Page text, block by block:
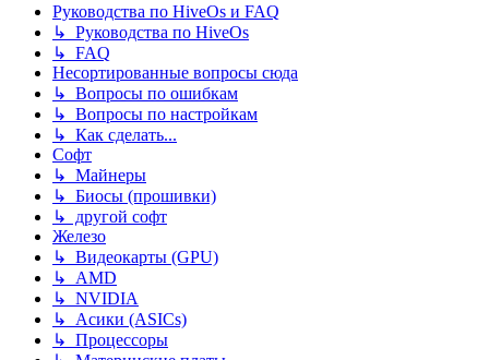
Руководства по HiveOs и FAQ
↳ Руководства по HiveOs
↳ FAQ
Несортированные вопросы сюда
↳ Вопросы по ошибкам
↳ Вопросы по настройкам
↳ Как сделать...
Софт
↳ Майнеры
↳ Биосы (прошивки)
↳ другой софт
Железо
↳ Видеокарты (GPU)
↳ AMD
↳ NVIDIA
↳ Асики (ASICs)
↳ Процессоры